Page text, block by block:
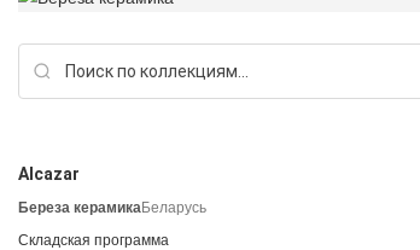
Alcazar
Береза керамикаБеларусь
Складская программа